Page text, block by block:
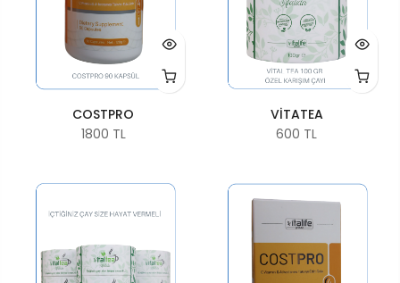
COSTPRO
1800 TL
VİTATEA
600 TL